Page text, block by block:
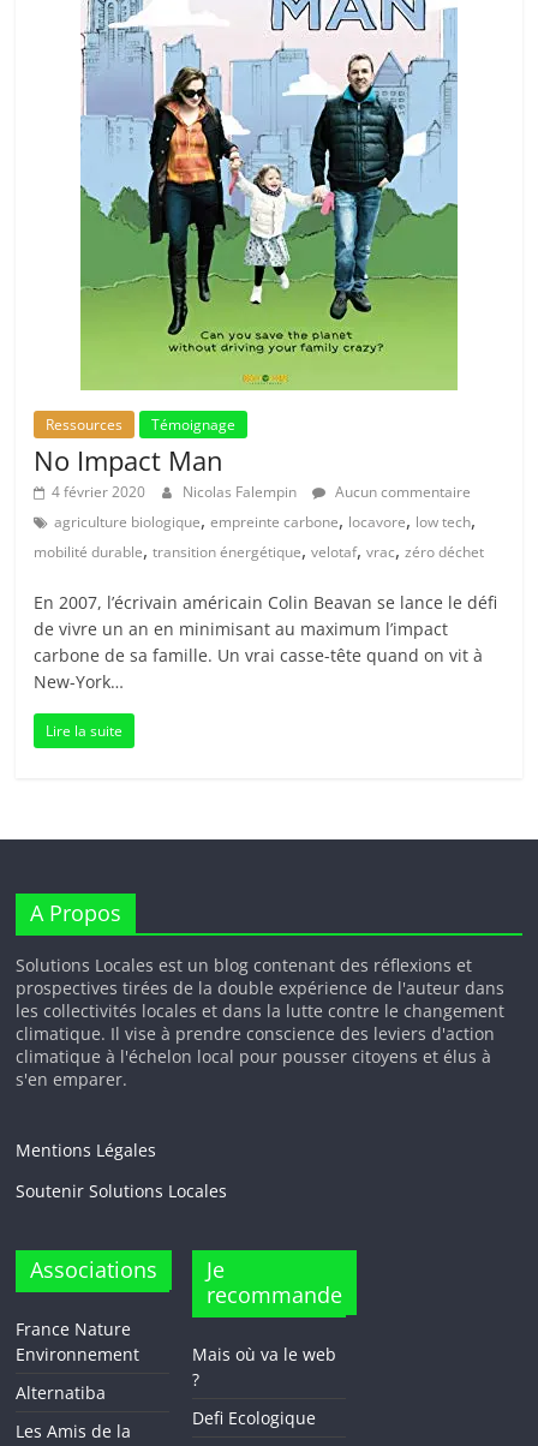
Ressources Témoignage
No Impact Man
4 février 2020 Nicolas Falempin
Aucun commentaire
agriculture biologique,empreinte carbone, locavore, low tech,
mobilité durable,transition énergétique,velotaf,vrac,zéro déchet
En 2007, l’écrivain américain Colin Beavan se lance le défi
de vivre un an en minimisant au maximum l’impact
carbone de sa famille. Un vrai casse-tête quand on vit à
New-York…
Lire la suite
A Propos
Solutions Locales est un blog contenant des réflexions et
prospectives tirées de la double expérience de l'auteur dans
les collectivités locales et dans la lutte contre le changement
climatique. Il vise à prendre conscience des leviers d'action
climatique à l'échelon local pour pousser citoyens et élus à
s'en emparer.
Mentions Légales
Soutenir Solutions Locales
Associations
France Nature
Environnement
Alternatiba
Les Amis de la
Je
recommande
Mais où va le web
?
Defi Ecologique